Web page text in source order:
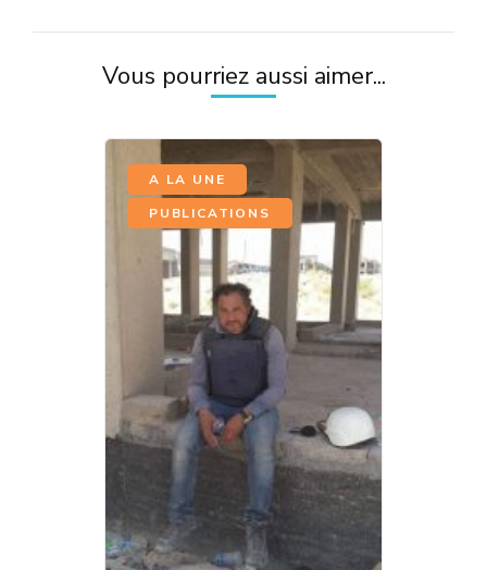
Vous pourriez aussi aimer...
A LA UNE ,
PUBLICATIONS